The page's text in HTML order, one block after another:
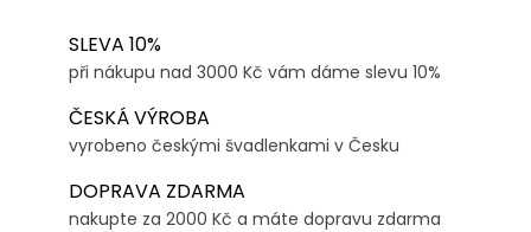
SLEVA 10%
při nákupu nad 3000 Kč vám dáme slevu 10%
ČESKÁ VÝROBA
vyrobeno českými švadlenkami v Česku
DOPRAVA ZDARMA
nakupte za 2000 Kč a máte dopravu zdarma